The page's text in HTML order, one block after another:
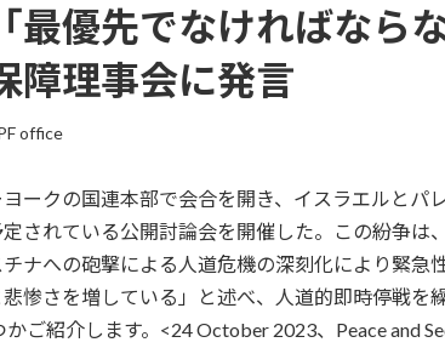
最優先でなければなら
障理事会に発言
office
ークの国連本部で会合を開き、イスラエルとパ
されている公開討論会を開催した。この紛争は
ナへの砲撃による人道危機の深刻化により緊急
惨さを増している」と述べ、人道的即時停戦を
ご紹介します。<24 October 2023、Peace and